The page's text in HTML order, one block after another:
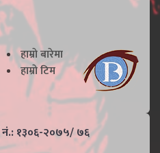
हाम्राे बारेमा
हाम्राे टिम
नं.: १३०६-२०७५/ ७६